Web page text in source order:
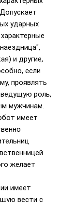
ударных
и другие,
если
проявлять
роль,
мужчинам.
имеет
желает
имеет
вести с